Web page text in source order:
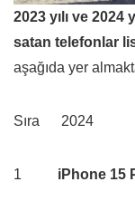
2023 yılı ve 2024
satan telefonlar
aşağıda yer
Sıra
1 iPhone 15